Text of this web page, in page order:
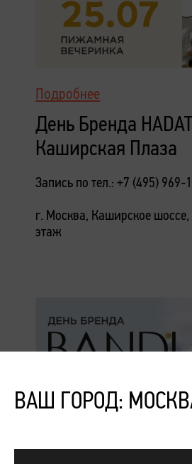
Подробнее
День Бренда
Каширская Плаза
Запись по тел.: +7 (495) 969-
г. Москва, Каширское
этаж
ВАШ ГОРОД: